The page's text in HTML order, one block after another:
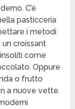
C’è
pasticceria
i metodi
croissant
come
Oppure
o frutto
a nuove vette.